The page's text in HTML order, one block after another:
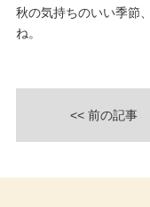
秋の気持ちのいい季節
ね。
<< 前の記事